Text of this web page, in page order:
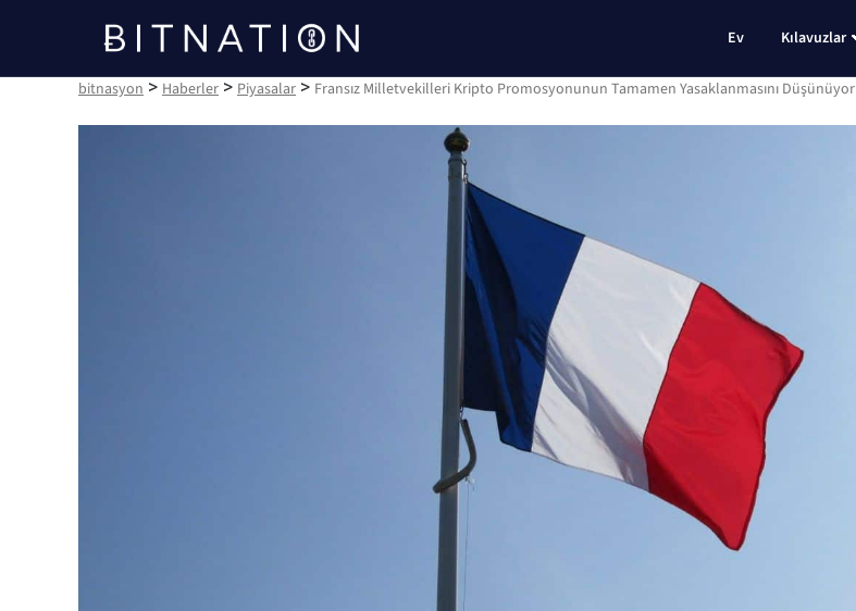
bitnasyon
Ev Kılavuzlar
bitnasyon > Haberler > Piyasalar > Fransız Milletvekilleri Kripto Promosyonunun Tamamen Yasaklanmasını Düşünüyor